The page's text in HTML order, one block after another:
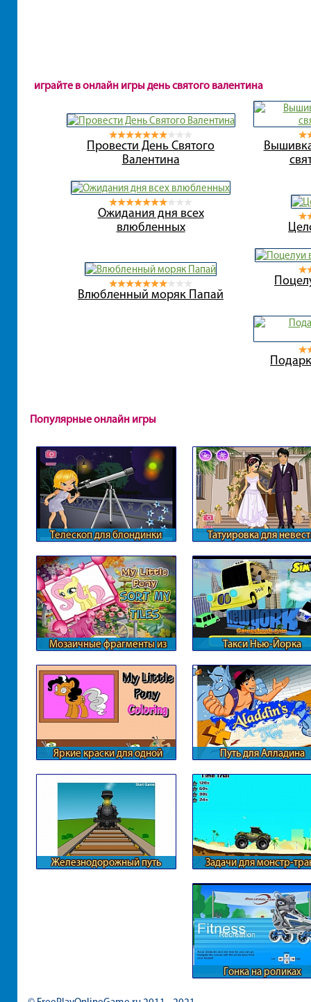
играйте в онлайн игры день святого валентина
Провести День Святого
Валентина
Ожидания дня всех
влюбленных
Влюбленный моряк Папай
Популярные онлайн игры
Телескоп для блондинки Татуировка для
Мозаичные фрагменты из
Такси Нью-Йорка
Яркие краски для одной
Путь для Алладина
Железнодорожный путь Задачи для монстр-
Гонка на роликах